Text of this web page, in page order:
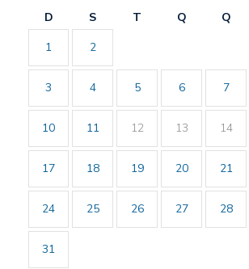
D S T Q Q
1
2
3 4 5 6 7
10 11 12 13 14
17 18 19 20 21
24 25 26 27 28
31